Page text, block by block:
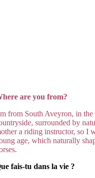
are you from?
from South Aveyron, in the
surrounded by
a riding instructor, so I
age, which naturally
.
fais-tu dans la vie ?